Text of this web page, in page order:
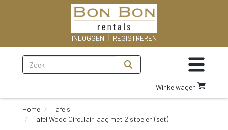
INLOGGEN REGISTREREN
Zoeken Toggle
Ga
naar
Winkelwagen
Home
Tafels
Tafel Wood Circulair laag met 2 stoelen (set)